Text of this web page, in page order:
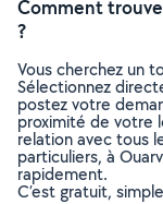
Comment
?
Vous cherchez un
Sélectionnez
postez votre
proximité de votre
relation avec tous
particuliers, à
rapidement.
C’est gratuit,